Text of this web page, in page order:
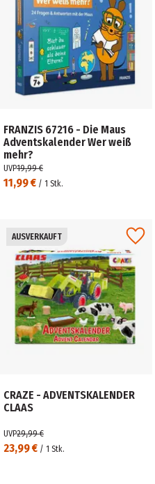
FRANZIS 67216 - Die Maus
Adventskalender Wer weiß
mehr?
11,99 € / 1 Stk.
UVP19,99 €
AUSVERKAUFT
CRAZE - ADVENTSKALENDER
CLAAS
23,99 € / 1 Stk.
UVP29,99 €